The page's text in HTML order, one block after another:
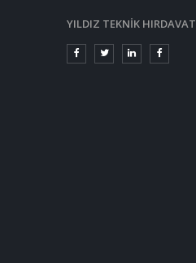
YILDIZ TEKNİK HIRDAVAT